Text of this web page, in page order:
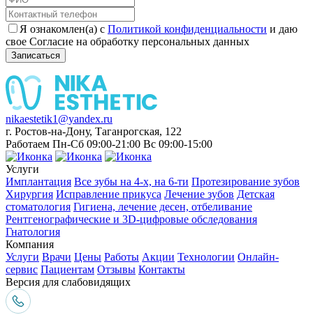
Я ознакомлен(а) с Политикой конфиденциальности и даю
свое Согласие на обработку персональных данных
Записаться
nikaestetik1@yandex.ru
г. Ростов-на-Дону, Таганрогская, 122
Работаем Пн-Сб 09:00-21:00 Вс 09:00-15:00
Услуги
Имплантация Все зубы на 4-х, на 6-ти Протезирование зубов
Хирургия Исправление прикуса Лечение зубов Детская
стоматология Гигиена, лечение десен, отбеливание
Рентгенографические и 3D-цифровые обследования
Гнатология
Компания
Услуги Врачи Цены Работы Акции Технологии Онлайн-
сервис Пациентам Отзывы Контакты
Версия для слабовидящих